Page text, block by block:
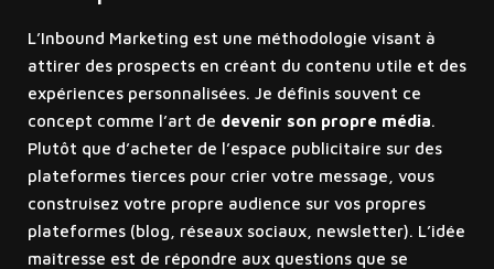
L’Inbound Marketing est une méthodologie visant à
attirer des prospects en créant du contenu utile et des
expériences personnalisées. Je définis souvent ce
concept comme l’art de devenir son propre média.
Plutôt que d’acheter de l’espace publicitaire sur des
plateformes tierces pour crier votre message, vous
construisez votre propre audience sur vos propres
plateformes (blog, réseaux sociaux, newsletter). L’idée
maîtresse est de répondre aux questions que se